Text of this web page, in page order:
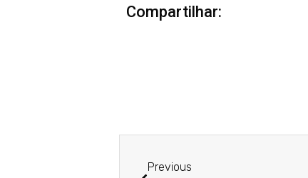
Compartilhar:
Previous